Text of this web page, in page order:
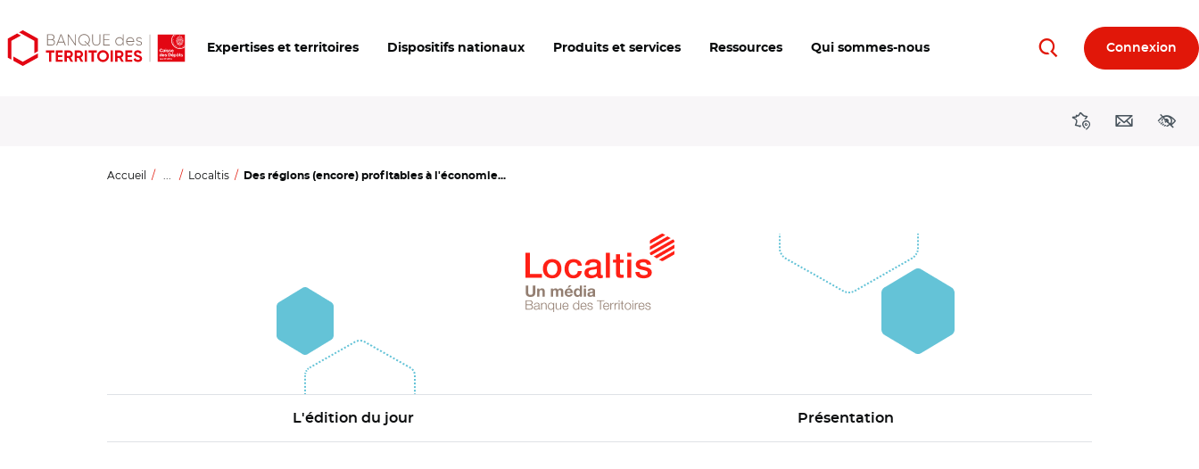
Aller
au
Aller
au
Ouvrir
les
Expertises et territoires Dispositifs nationaux Produits et services Ressources Qui sommes-nous RechercherConnexion
DirectionsContact
Accueil ... Localtis Des régions (encore) profitables à l'économie...
L'édition du jour Présentation